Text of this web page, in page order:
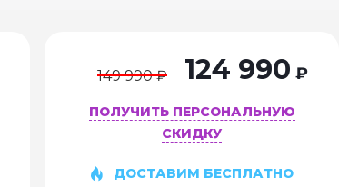
149 990 ₽ 124 990 ₽
ПОЛУЧИТЬ ПЕРСОНАЛЬНУЮ
СКИДКУ
ДОСТАВИМ БЕСПЛАТНО